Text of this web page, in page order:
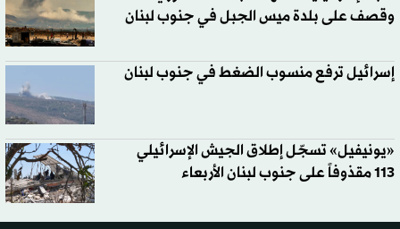
وقصف على بلدة ميس الجبل في جنوب لبنان
إسرائيل ترفع منسوب الضغط في جنوب لبنان
«يونيفيل» تسجّل إطلاق الجيش الإسرائيلي
113 مقذوفاً على جنوب لبنان الأربعاء